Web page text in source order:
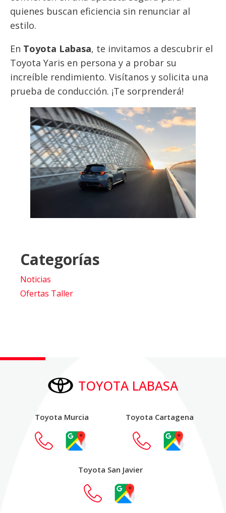
quienes buscan eficiencia sin renunciar al
estilo.
En Toyota Labasa, te invitamos a descubrir el
Toyota Yaris en persona y a probar su
increíble rendimiento. Visítanos y solicita una
prueba de conducción. ¡Te sorprenderá!
Categorías
Noticias
Ofertas Taller
TOYOTA LABASA
Toyota Murcia Toyota Cartagena
Toyota San Javier